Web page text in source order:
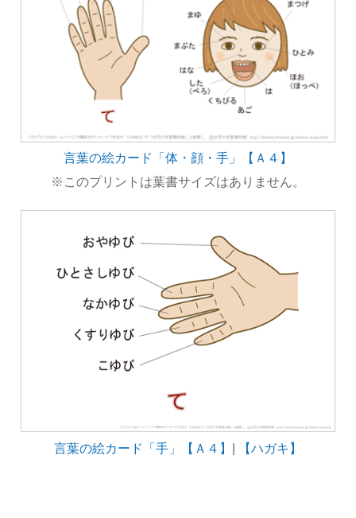
言葉の絵カード「体・顔・手」【Ａ４】
※このプリントは葉書サイズはありません。
言葉の絵カード「手」【Ａ４】 | 【ハガキ】